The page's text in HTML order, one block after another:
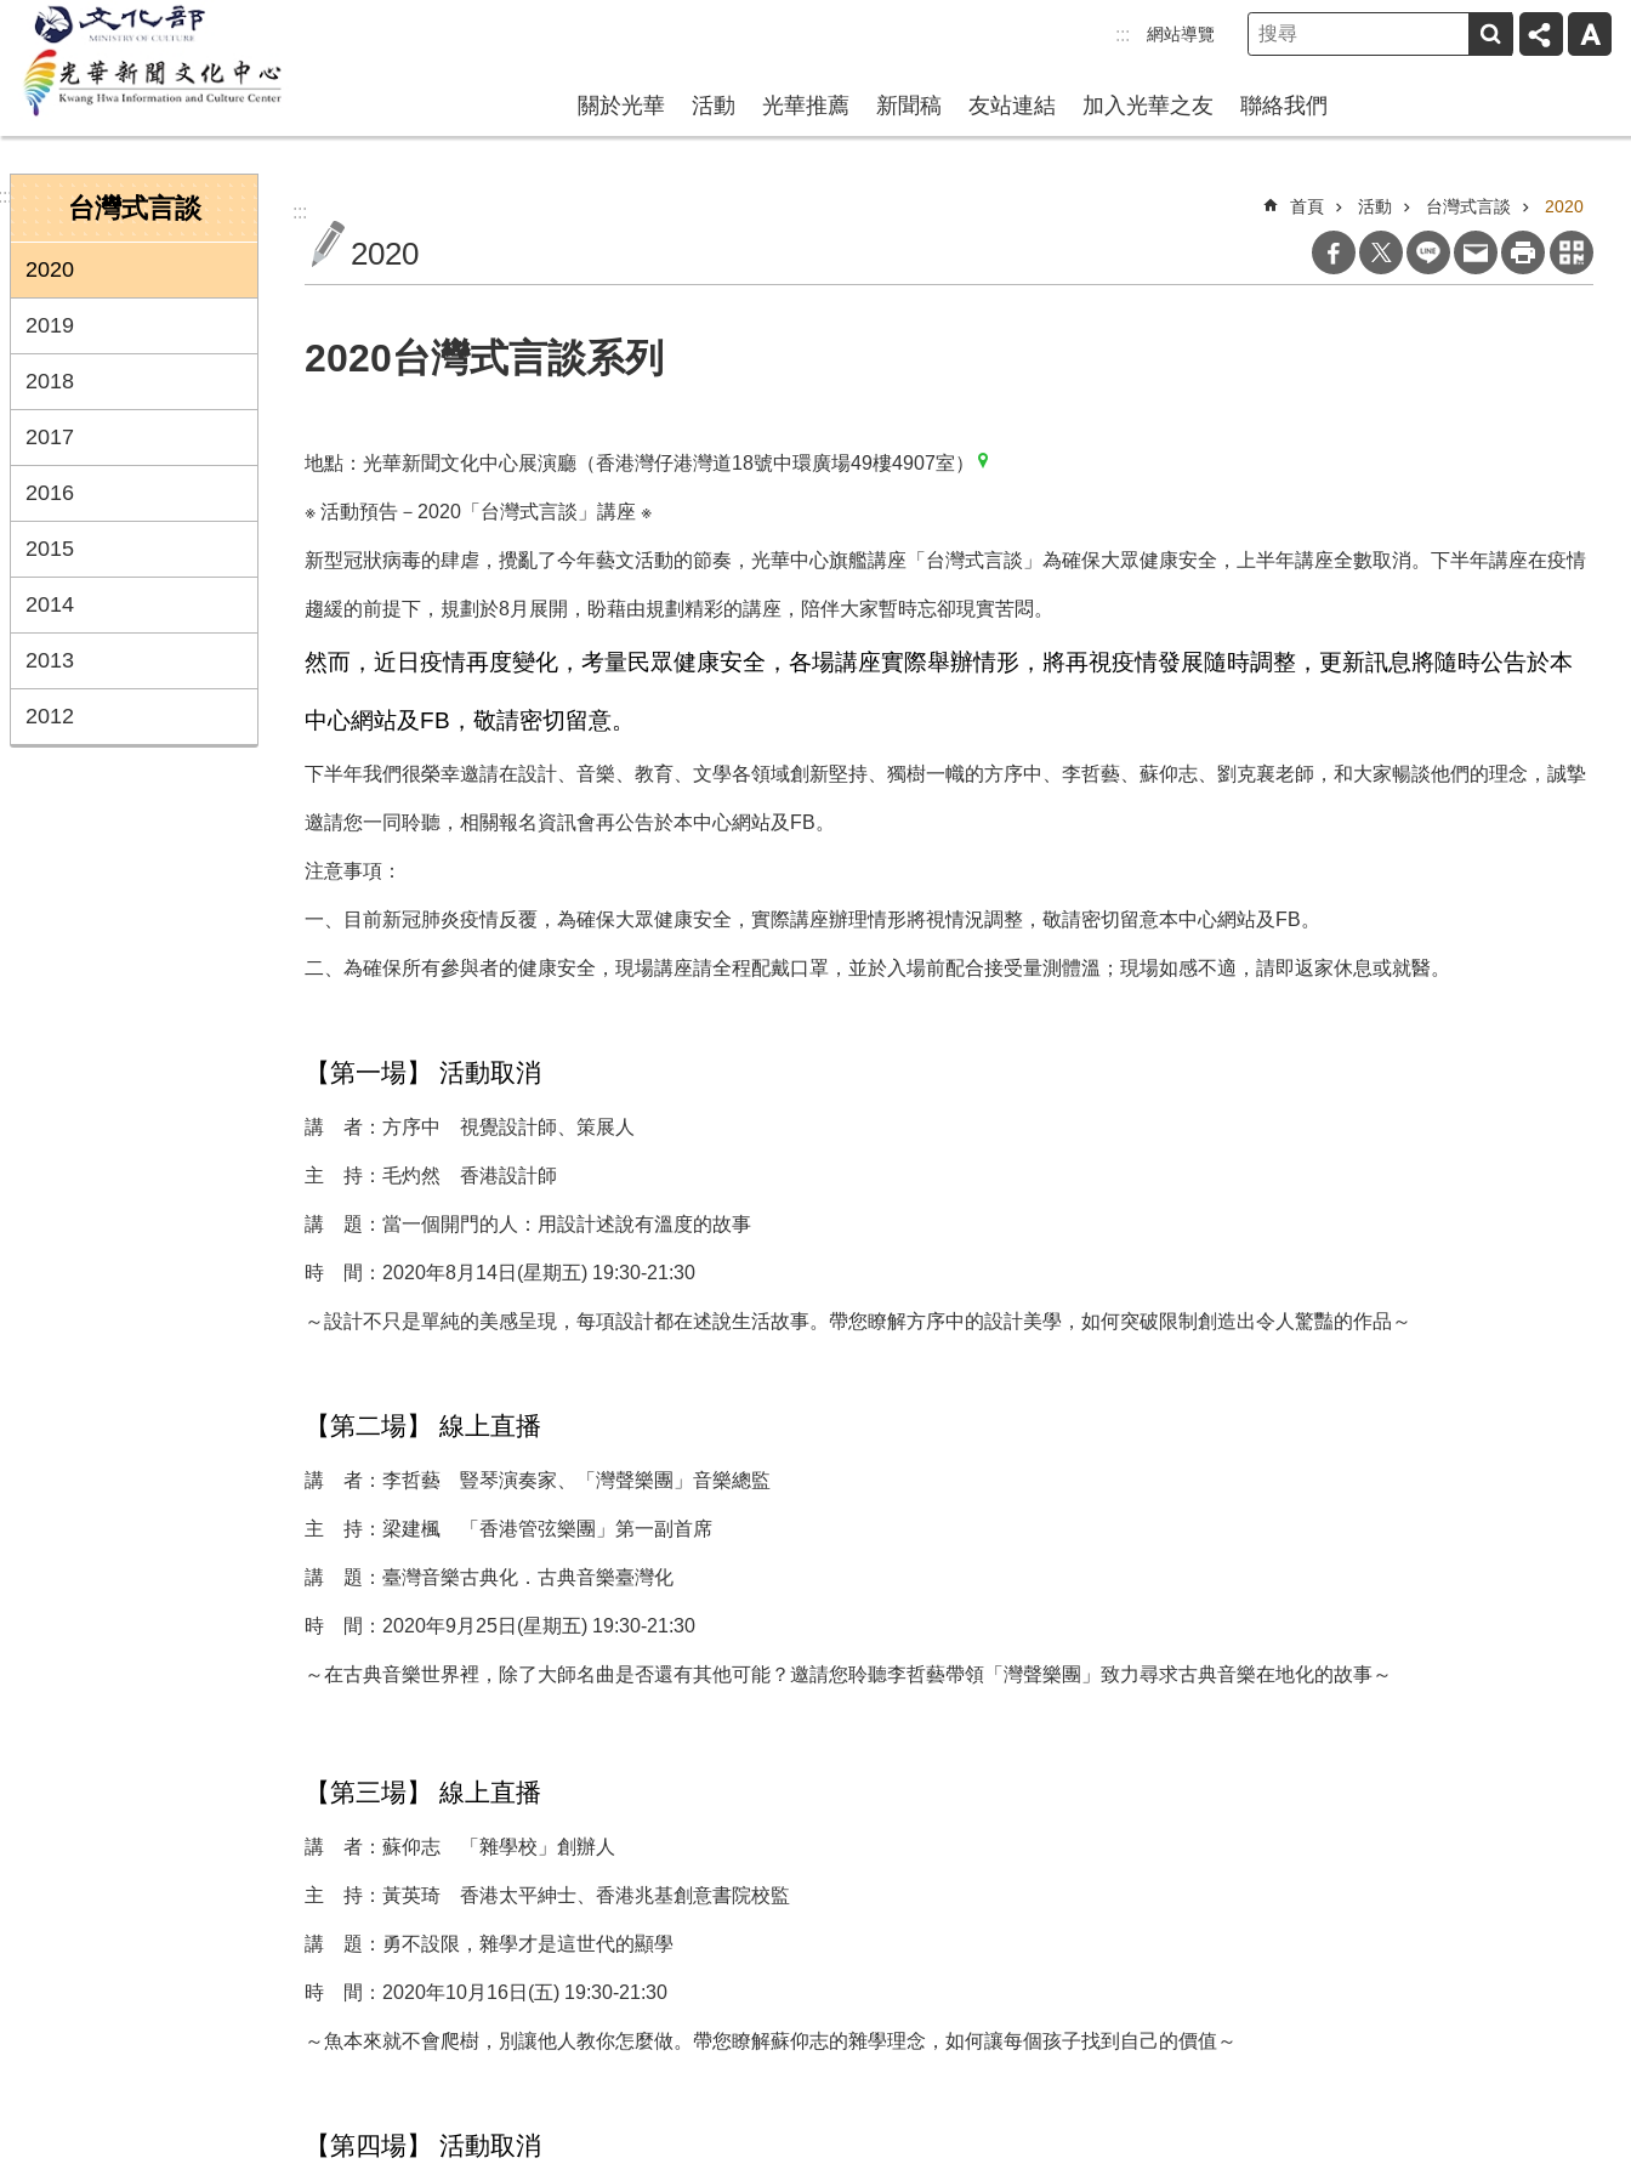
跳到主要內容區塊
::: 網站導覽
關於光華 活動 光華推薦 新聞稿 友站連結 加入光華之友 聯絡我們
台灣式言談
2020
2019
2018
2017
2016
2015
2014
2013
2012
::: 首頁 活動 台灣式言談 2020
2020
2020台灣式言談系列
地點：光華新聞文化中心展演廳（香港灣仔港灣道18號中環廣場49樓4907室）
※ 活動預告－2020「台灣式言談」講座 ※
新型冠狀病毒的肆虐，攪亂了今年藝文活動的節奏，光華中心旗艦講座「台灣式言談」為確保大眾健康安全，上半年講座全數取消。下半年講座在疫情
趨緩的前提下，規劃於8月展開，盼藉由規劃精彩的講座，陪伴大家暫時忘卻現實苦悶。
然而，近日疫情再度變化，考量民眾健康安全，各場講座實際舉辦情形，將再視疫情發展隨時調整，更新訊息將隨時公告於本
中心網站及FB，敬請密切留意。
下半年我們很榮幸邀請在設計、音樂、教育、文學各領域創新堅持、獨樹一幟的方序中、李哲藝、蘇仰志、劉克襄老師，和大家暢談他們的理念，誠摯
邀請您一同聆聽，相關報名資訊會再公告於本中心網站及FB。
注意事項：
一、目前新冠肺炎疫情反覆，為確保大眾健康安全，實際講座辦理情形將視情況調整，敬請密切留意本中心網站及FB。
二、為確保所有參與者的健康安全，現場講座請全程配戴口罩，並於入場前配合接受量測體溫；現場如感不適，請即返家休息或就醫。
【第一場】 活動取消
講 者：方序中 視覺設計師、策展人
主 持：毛灼然 香港設計師
講 題：當一個開門的人：用設計述說有溫度的故事
時 間：2020年8月14日(星期五) 19:30-21:30
～設計不只是單純的美感呈現，每項設計都在述說生活故事。帶您瞭解方序中的設計美學，如何突破限制創造出令人驚豔的作品～
【第二場】 線上直播
講 者：李哲藝 豎琴演奏家、「灣聲樂團」音樂總監
主 持：梁建楓 「香港管弦樂團」第一副首席
講 題：臺灣音樂古典化．古典音樂臺灣化
時 間：2020年9月25日(星期五) 19:30-21:30
～在古典音樂世界裡，除了大師名曲是否還有其他可能？邀請您聆聽李哲藝帶領「灣聲樂團」致力尋求古典音樂在地化的故事～
【第三場】 線上直播
講 者：蘇仰志 「雜學校」創辦人
主 持：黃英琦 香港太平紳士、香港兆基創意書院校監
講 題：勇不設限，雜學才是這世代的顯學
時 間：2020年10月16日(五) 19:30-21:30
～魚本來就不會爬樹，別讓他人教你怎麼做。帶您瞭解蘇仰志的雜學理念，如何讓每個孩子找到自己的價值～
【第四場】 活動取消